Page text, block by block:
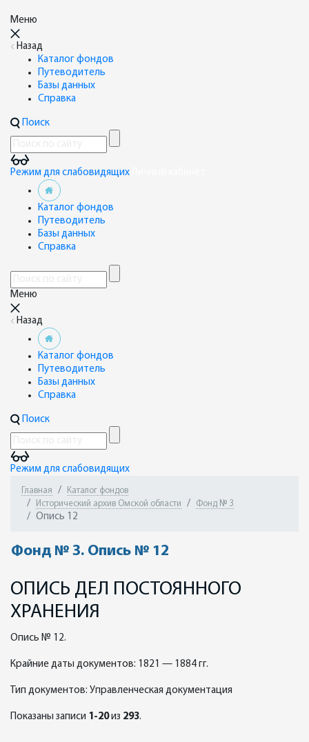
Меню
Назад
Каталог фондов
Путеводитель
Базы данных
Справка
Поиск
Режим для слабовидящих
Каталог фондов
Путеводитель
Базы данных
Справка
Меню
Назад
Каталог фондов
Путеводитель
Базы данных
Справка
Поиск
Режим для слабовидящих
Главная
Каталог фондов
Исторический архив Омской области
Фонд № 3
Опись 12
Фонд № 3. Опись № 12
ОПИСЬ ДЕЛ ПОСТОЯННОГО
ХРАНЕНИЯ
Опись № 12.
Крайние даты документов: 1821 — 1884 гг.
Тип документов: Управленческая документация
Показаны записи 1-20из 293.